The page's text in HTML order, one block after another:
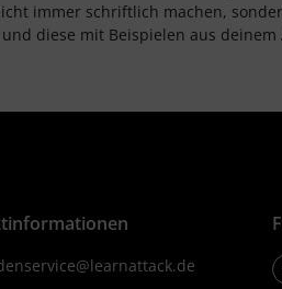
immer schriftlich machen,
diese mit Beispielen aus deinem